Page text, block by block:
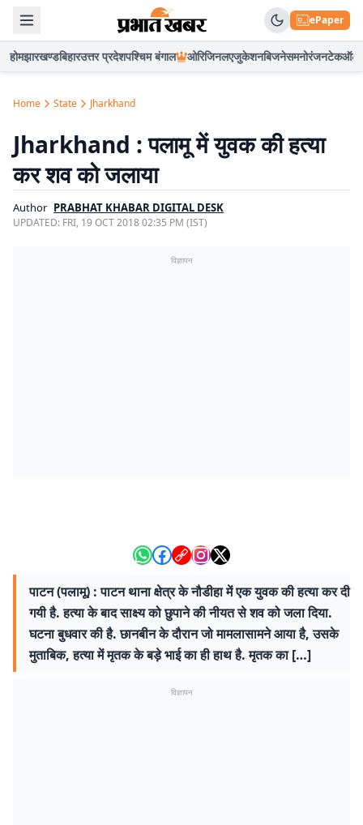
ePaper
होमझारखण्डबिहारउत्तर प्रदेशपश्चिम बंगाल ओरिजिनलएजुकेशनबिजनेसमनोरंजनटेकऑटो
Home State Jharkhand
Jharkhand : पलामू में युवक की हत्या
कर शव को जलाया
Author PRABHAT KHABAR DIGITAL DESK
UPDATED: FRI, 19 OCT 2018 02:35 PM (IST)
विज्ञापन
पाटन (पलामू) : पाटन थाना क्षेत्र के नौडीहा में एक युवक की हत्या कर दी
गयी है. हत्या के बाद साक्ष्य को छुपाने की नीयत से शव को जला दिया.
घटना बुधवार की है. छानबीन के दौरान जो मामलासामने आया है, उसके
मुताबिक, हत्या में मृतक के बड़े भाई का ही हाथ है. मृतक का […]
विज्ञापन